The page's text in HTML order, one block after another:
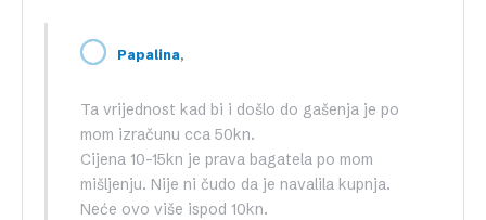
Papalina,
Ta vrijednost kad bi i došlo do gašenja je po
mom izračunu cca 50kn.
Cijena 10-15kn je prava bagatela po mom
mišljenju. Nije ni čudo da je navalila kupnja.
Neće ovo više ispod 10kn.